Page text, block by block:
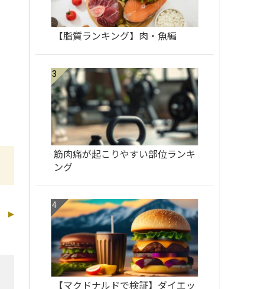
【脂質ランキング】肉・魚編
筋肉痛が起こりやすい部位ランキ
ング
【マクドナルドで検証】ダイエッ